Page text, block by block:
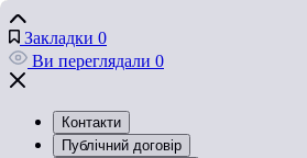
Закладки 0
Ви переглядали 0
Контакти
Публічний договір